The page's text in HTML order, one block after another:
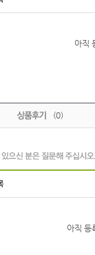
아직
(0)
아직 등